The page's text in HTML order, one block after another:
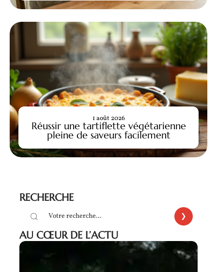
Réussir une tartiflette végétarienne
pleine de saveurs facilement
1 août 2026
RECHERCHE
AU CŒUR DE L’ACTU